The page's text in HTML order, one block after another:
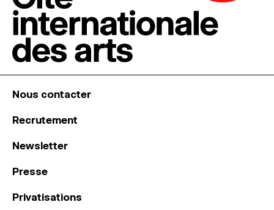
Nous contacter
Recrutement
Newsletter
Presse
Privatisations